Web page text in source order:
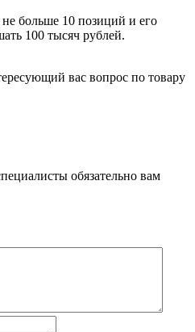
больше 10 позиций и его
100 тысяч рублей.
вас вопрос по товару
обязательно вам